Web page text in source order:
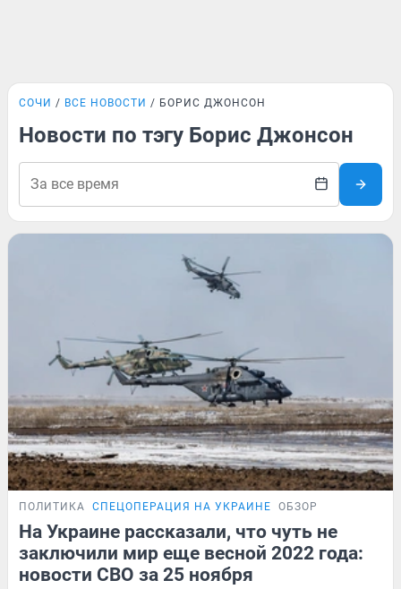
СОЧИ ВСЕ НОВОСТИ БОРИС ДЖОНСОН
Новости по тэгу Борис Джонсон
ПОЛИТИКА СПЕЦОПЕРАЦИЯ НА УКРАИНЕ ОБЗОР
На Украине рассказали, что чуть не
заключили мир еще весной 2022 года:
новости СВО за 25 ноября